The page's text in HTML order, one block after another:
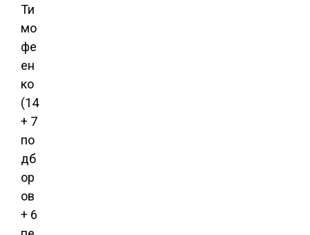
Ти
мо
фе
ен
ко
(14
+ 7
по
дб
ор
ов
+ 6